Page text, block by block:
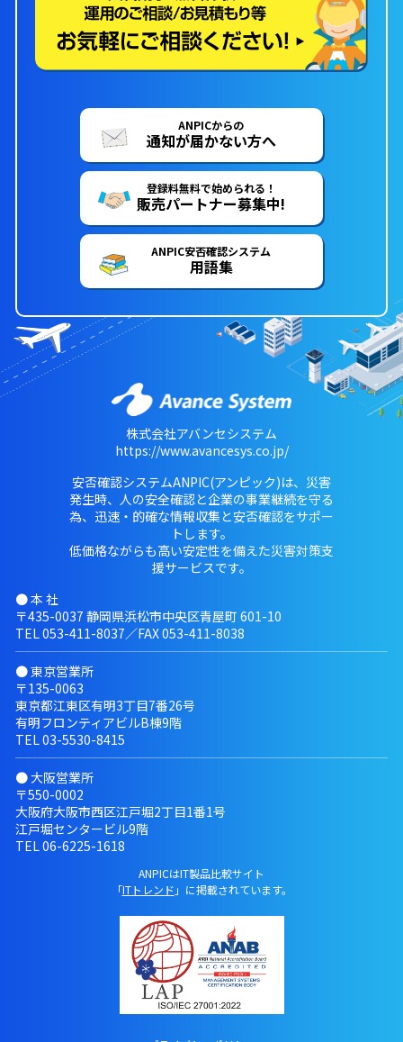
ANPICからの
通知が届かない方へ
登録料無料で始められる！
販売パートナー募集中!
ANPIC安否確認システム
用語集
株式会社アバンセシステム
https://www.avancesys.co.jp/
安否確認システムANPIC(アンピック)は、災害
発生時、人の安全確認と企業の事業継続を守る
為、迅速・的確な情報収集と安否確認をサポー
トします。
低価格ながらも高い安定性を備えた災害対策支
援サービスです。
● 本 社
〒435-0037 静岡県浜松市中央区青屋町 601-10
TEL 053-411-8037／FAX 053-411-8038
● 東京営業所
〒135-0063
東京都江東区有明3丁目7番26号
有明フロンティアビルB棟9階
TEL 03-5530-8415
● 大阪営業所
〒550-0002
大阪府大阪市西区江戸堀2丁目1番1号
江戸堀センタービル9階
TEL 06-6225-1618
ANPICはIT製品比較サイト
「ITトレンド 」に掲載されています。